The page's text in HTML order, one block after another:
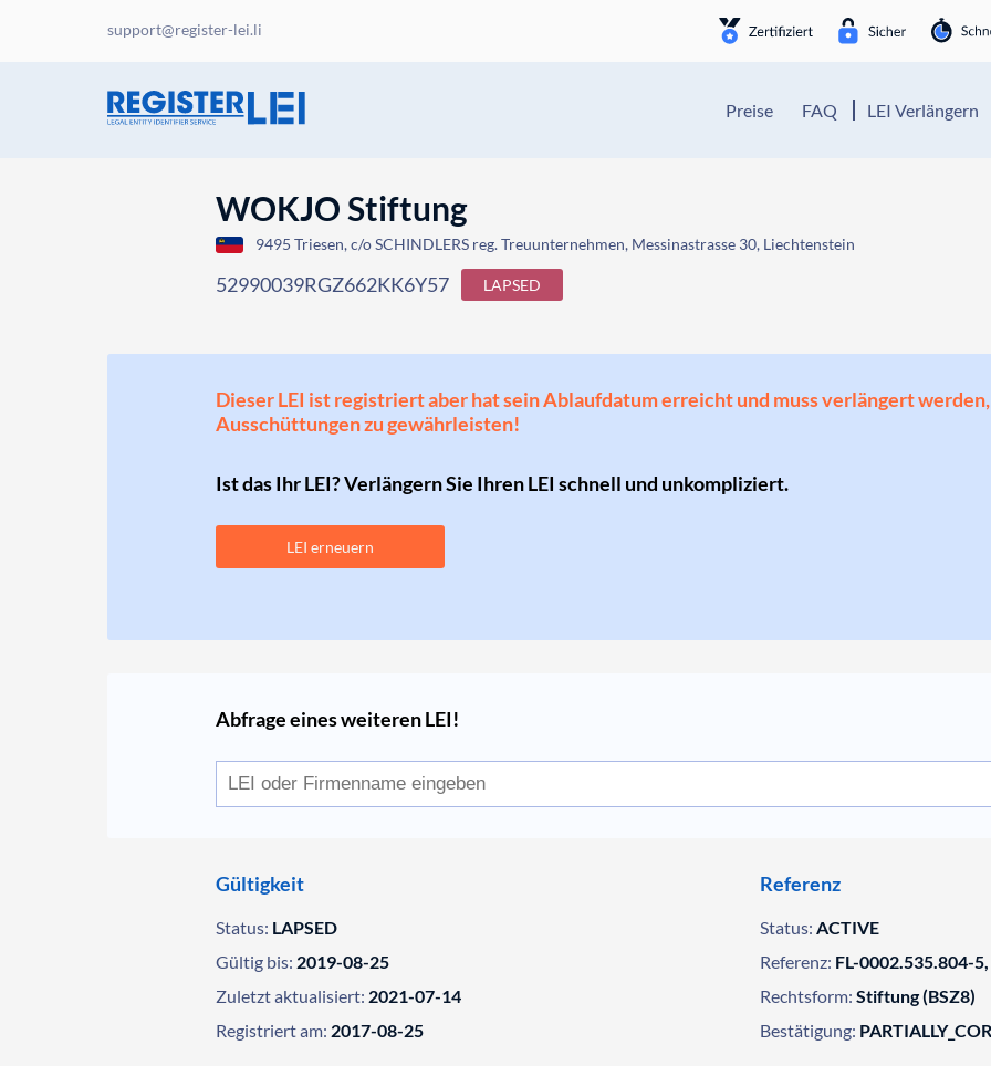
support@register-lei.li
Preise FAQ LEI Verlängern
WOKJO Stiftung
9495 Triesen, c/o SCHINDLERS reg. Treuunternehmen, Messinastrasse 30, Liechtenstein
52990039RGZ662KK6Y57 LAPSED
Dieser LEI ist registriert aber hat sein Ablaufdatum erreicht und muss verlängert
Ausschüttungen zu gewährleisten!
Ist das Ihr LEI? Verlängern Sie Ihren LEI schnell und unkompliziert.
LEI erneuern
Abfrage eines weiteren LEI!
Gültigkeit
Status: LAPSED
Gültig bis: 2019-08-25
Zuletzt aktualisiert: 2021-07-14
Registriert am: 2017-08-25
Referenz
Status: ACTIVE
Referenz: FL-0002.535.804-
Rechtsform: Stiftung (BSZ8)
Bestätigung: